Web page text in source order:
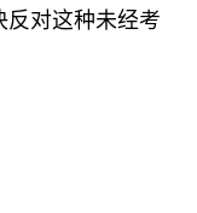
反对这种未经考